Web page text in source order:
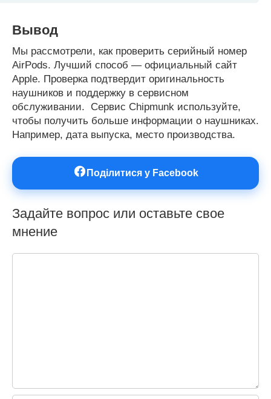
Вывод
Мы рассмотрели, как проверить серийный номер
AirPods. Лучший способ — официальный сайт
Apple. Проверка подтвердит оригинальность
наушников и поддержку в сервисном
обслуживании. Сервис Chipmunk используйте,
чтобы получить больше информации о наушниках.
Например, дата выпуска, место производства.
Поділитися у Facebook
Задайте вопрос или оставьте свое
мнение